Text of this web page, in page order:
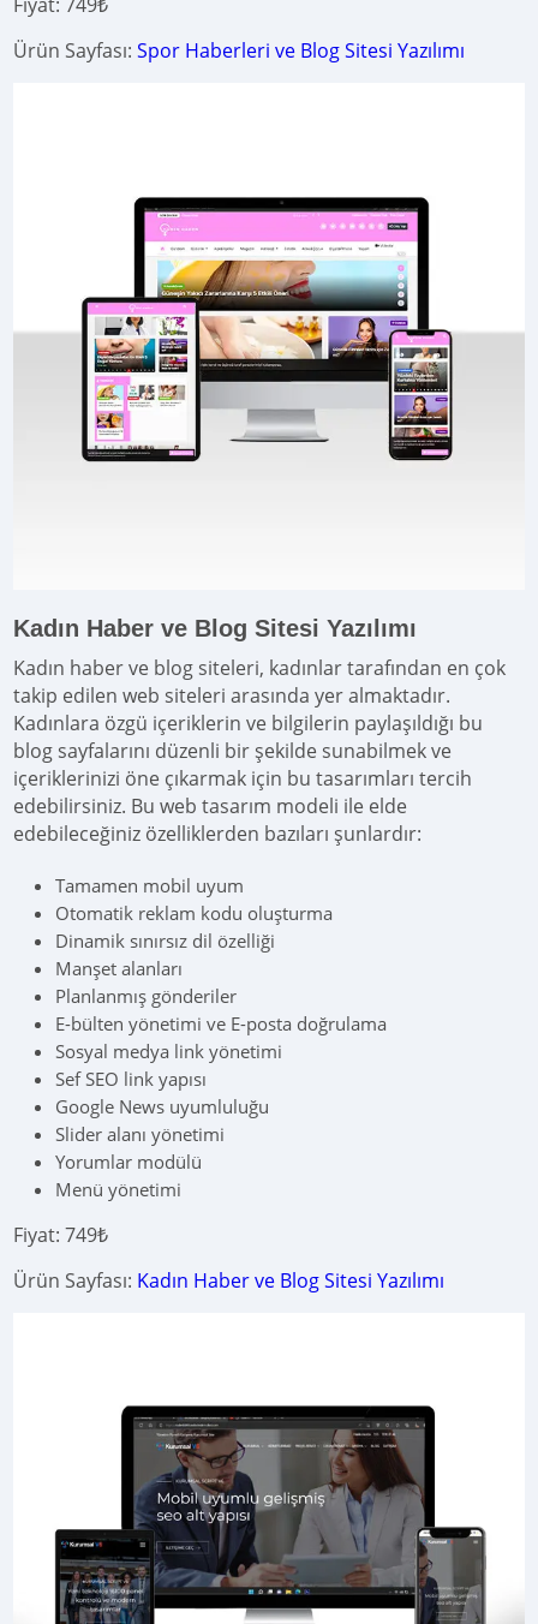
Ürün Sayfası:Spor Haberleri ve Blog Sitesi Yazılımı
Kadın Haber ve Blog Sitesi Yazılımı
Kadın haber ve blog siteleri, kadınlar tarafından en çok
takip edilen web siteleri arasında yer almaktadır.
Kadınlara özgü içeriklerin ve bilgilerin paylaşıldığı bu
blog sayfalarını düzenli bir şekilde sunabilmek ve
içeriklerinizi öne çıkarmak için bu tasarımları tercih
edebilirsiniz. Bu web tasarım modeli ile elde
edebileceğiniz özelliklerden bazıları şunlardır:
Tamamen mobil uyum
Otomatik reklam kodu oluşturma
Dinamik sınırsız dil özelliği
Manşet alanları
Planlanmış gönderiler
E-bülten yönetimi ve E-posta doğrulama
Sosyal medya link yönetimi
Sef SEO link yapısı
Google News uyumluluğu
Slider alanı yönetimi
Yorumlar modülü
Menü yönetimi
Fiyat: 749₺
Ürün Sayfası: Kadın Haber ve Blog Sitesi Yazılımı